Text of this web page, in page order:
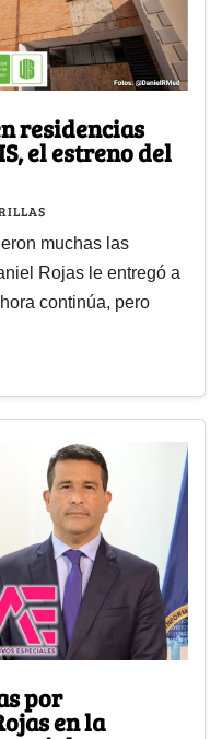
residencias
el estreno del
muchas las
Rojas le entregó a
continúa, pero
por
en la